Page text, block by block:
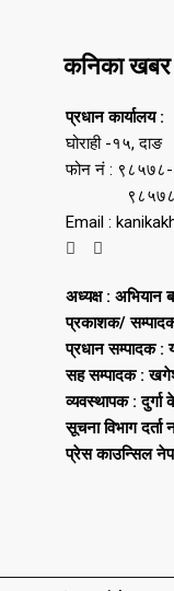
कनिका
प्रधान कार्यालय :
घोराही -१५, दाङ
फोन नं :
९८५७८-
Email :
अध्यक्ष : अभियान
प्रकाशक/
प्रधान सम्पादक :
सह सम्पादक :
व्यवस्थापक : दुर्गा
सूचना विभाग
प्रेस काउन्सिल